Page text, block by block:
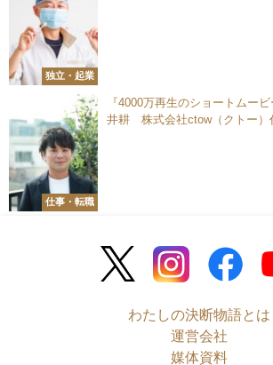
独立・起業
仕事・転職
『4000万再生のショートムー
井耕 株式会社ctow（クトー）
わたしの決断物語とは
運営会社
媒体資料